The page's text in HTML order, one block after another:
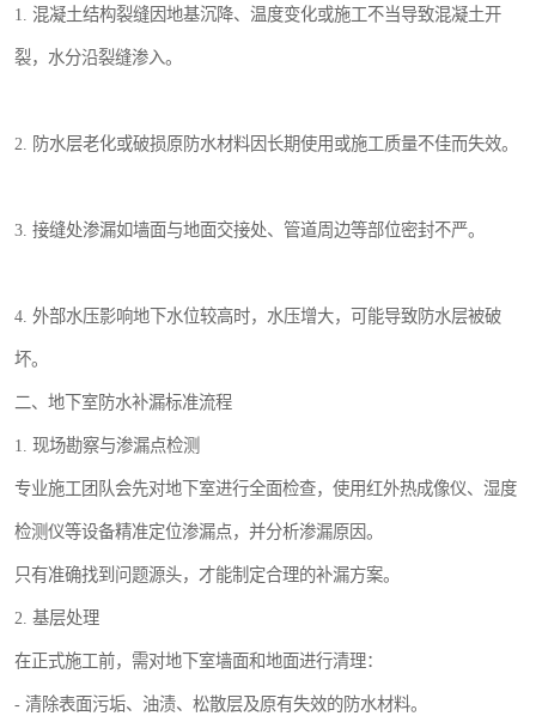
1. 混凝土结构裂缝因地基沉降、温度变化或施工不当导致混凝土开
裂，水分沿裂缝渗入。
2. 防水层老化或破损原防水材料因长期使用或施工质量不佳而失效。
3. 接缝处渗漏如墙面与地面交接处、管道周边等部位密封不严。
4. 外部水压影响地下水位较高时，水压增大，可能导致防水层被破
坏。
二、地下室防水补漏标准流程
1. 现场勘察与渗漏点检测
专业施工团队会先对地下室进行全面检查，使用红外热成像仪、湿度
检测仪等设备精准定位渗漏点，并分析渗漏原因。
只有准确找到问题源头，才能制定合理的补漏方案。
2. 基层处理
在正式施工前，需对地下室墙面和地面进行清理：
- 清除表面污垢、油渍、松散层及原有失效的防水材料。